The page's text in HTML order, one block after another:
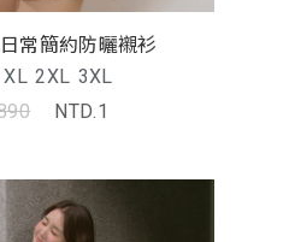
常簡約防曬襯衫
XL 2XL 3XL
NTD.1